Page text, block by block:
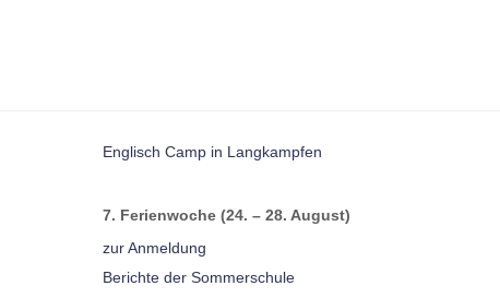
Englisch Camp in Langkampfen
7. Ferienwoche (24. – 28. August)
zur Anmeldung
Berichte der Sommerschule